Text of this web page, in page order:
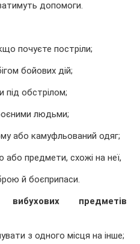
допомоги.
почуєте постріли;
бойових дій;
під обстрілом;
людьми;
або камуфльований одяг;
предмети, схожі на неї,
й боєприпаси.
предметів
з одного місця на інше;